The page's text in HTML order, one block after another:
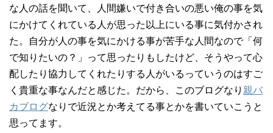
な人の話を聞いて、人間嫌いで付き合いの悪い俺の事を気
にかけてくれている人が思った以上にいる事に気付かされ
た。自分が人の事を気にかける事が苦手な人間なので「何
で知りたいの？」って思ったりもしたけど、そうやって心
配したり協力してくれたりする人がいるっていうのはすご
く貴重な事なんだと感じた。だから、このブログなり 親バ
カブログなりで近況とか考えてる事とかを書いていこうと
思ってます。